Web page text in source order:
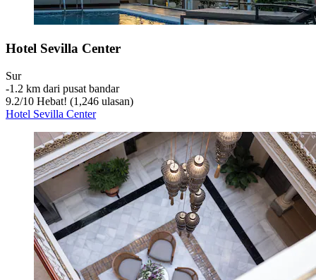
Hotel Sevilla Center
Sur
‐1.2 km dari pusat bandar
9.2/10 Hebat! (1,246 ulasan)
Hotel Sevilla Center